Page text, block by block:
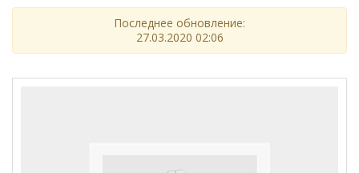
Последнее обновление:
27.03.2020 02:06